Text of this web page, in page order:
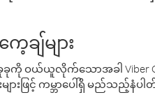
ချ်များ
ကို ဝယ်ယူလိုက်သောအခါ
ားဖြင့် ကမ္ဘာပေါ်ရှိ မည်သည့်နံပ